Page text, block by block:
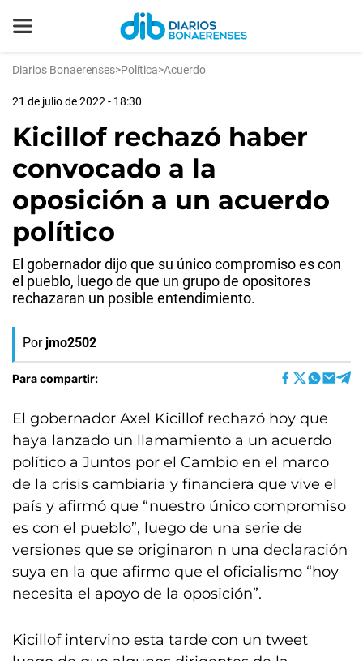
Diarios Bonaerenses>Política>Acuerdo
21 de julio de 2022 - 18:30
Kicillof rechazó haber
convocado a la
oposición a un acuerdo
político
El gobernador dijo que su único compromiso es con
el pueblo, luego de que un grupo de opositores
rechazaran un posible entendimiento.
Por jmo2502
Para compartir:
El gobernador Axel Kicillof rechazó hoy que
haya lanzado un llamamiento a un acuerdo
político a Juntos por el Cambio en el marco
de la crisis cambiaria y financiera que vive el
país y afirmó que “nuestro único compromiso
es con el pueblo”, luego de una serie de
versiones que se originaron n una declaración
suya en la que afirmo que el oficialismo “hoy
necesita el apoyo de la oposición”.
Kicillof intervino esta tarde con un tweet